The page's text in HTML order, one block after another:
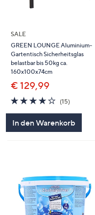
SALE
GREEN LOUNGE Aluminium-
Gartentisch Sicherheitsglas
belastbar bis 50kg ca.
160x100x74cm
€ 129,99
4.1
von
5
(15)
In den Warenkorb